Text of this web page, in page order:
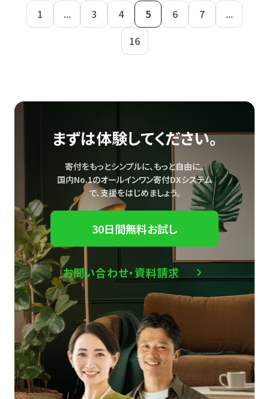
1 ... 3 4 5 6 7
...
16
まずは体験してください。
寄付をもっとシンプルに、もっと自由に。
国内No.1のオールインワン寄付DXシステム
で、支援をはじめましょう。
30日間無料お試し
お問い合わせ・資料請求